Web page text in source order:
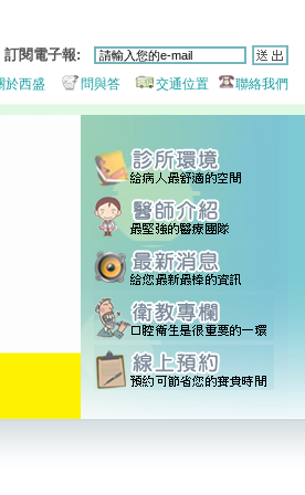
訂閱電子報:
於西盛 問與答 交通位置 聯絡我們